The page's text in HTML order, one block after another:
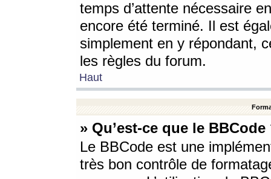
temps d’attente nécessaire
encore été terminé. Il est
simplement en y répondant,
les règles du forum.
Haut
» Qu’est-ce que le BBCode
Le BBCode est une
très bon contrôle de